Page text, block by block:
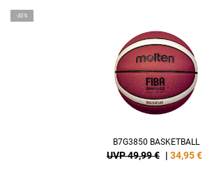
-30%
B7G3850 BASKETBALL
UVP 49,99 € | 34,95€